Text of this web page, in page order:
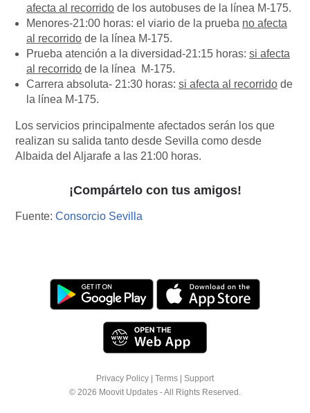
afecta al recorrido de los autobuses de la línea M-175.
Menores-21:00 horas: el viario de la prueba no afecta
al recorrido de la línea M-175.
Prueba atención a la diversidad-21:15 horas: si afecta
al recorrido de la línea M-175.
Carrera absoluta- 21:30 horas: si afecta al recorrido de
la línea M-175.
Los servicios principalmente afectados serán los que
realizan su salida tanto desde Sevilla como desde
Albaida del Aljarafe a las 21:00 horas.
¡Compártelo con tus amigos!
Fuente: Consorcio Sevilla
Privacy Policy Terms
Support
© 2026 Moovit Updates - All Rights Reserved.